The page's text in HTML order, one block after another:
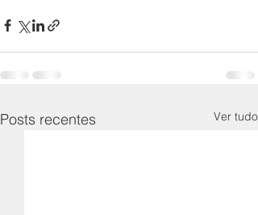
Posts recentes Ver tudo